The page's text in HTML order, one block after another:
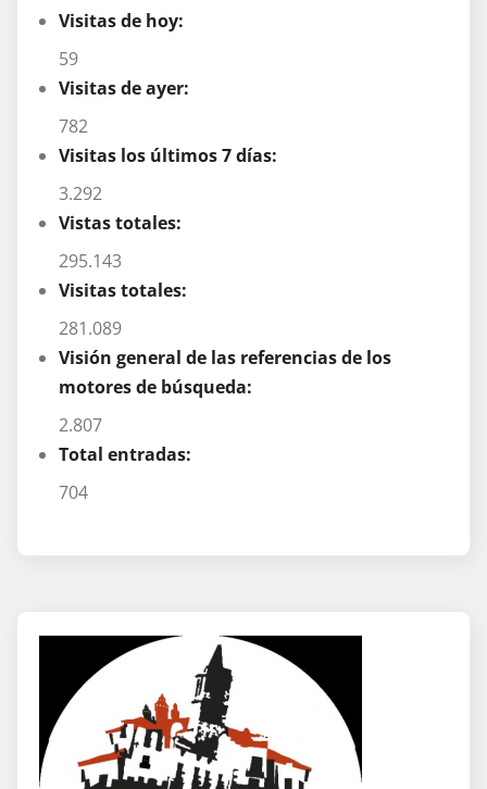
Visitas de hoy:
59
Visitas de ayer:
782
Visitas los últimos 7 días:
3.292
Vistas totales:
295.143
Visitas totales:
281.089
Visión general de las referencias de los
motores de búsqueda:
2.807
Total entradas:
704